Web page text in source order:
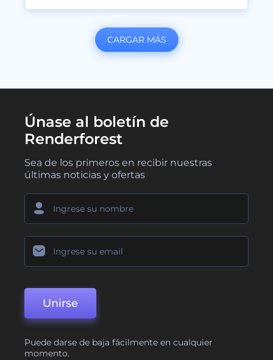
CARGAR MÁS
Únase al boletín de
Renderforest
Sea de los primeros en recibir nuestras
últimas noticias y ofertas
Unirse
Puede darse de baja fácilmente en cualquier
momento.